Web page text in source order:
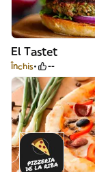
El Tastet
Închis --